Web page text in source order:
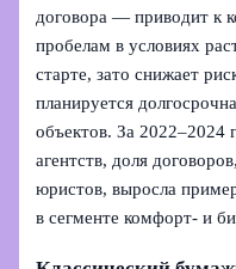
договора — приводит к
пробелам в условиях
старте, зато снижает
планируется
объектов. За 2022–2024
агентств, доля
юристов, выросла
в сегменте комфорт- и